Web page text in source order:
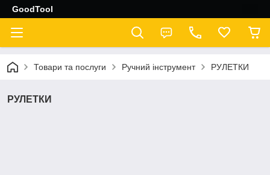
GoodTool
Товари та послуги Ручний інструмент РУЛЕТКИ
РУЛЕТКИ